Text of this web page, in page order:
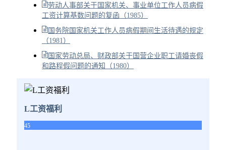
劳动人事部关于国家机关、事业单位工作人员病假
工资计算基数问题的复函（1985）
国务院国家机关工作人员病假期间生活待遇的规定
（1981）
国家劳动总局、财政部关于国营企业职工请婚丧假
和路程假问题的通知（1980）
L工资福利
45